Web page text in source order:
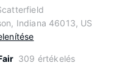
Indiana 46013, US
309 értékelés